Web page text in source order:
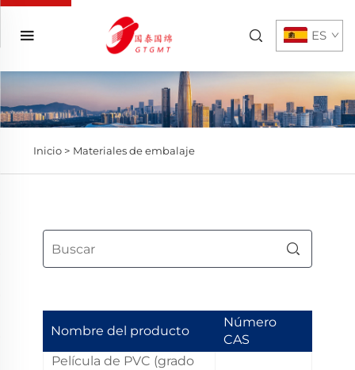
ES
Inicio > Materiales de embalaje
Nombre del producto
Número
CAS
Película de PVC (grado